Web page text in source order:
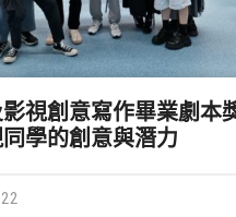
視創意寫作畢業劇本
學的創意與潛力